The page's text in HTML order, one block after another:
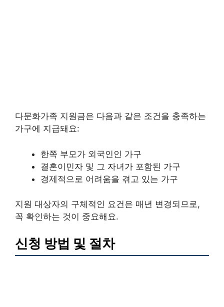
다문화가족 지원금은 다음과 같은 조건을 충족하는
가구에 지급돼요:
한쪽 부모가 외국인인 가구
결혼이민자 및 그 자녀가 포함된 가구
경제적으로 어려움을 겪고 있는 가구
지원 대상자의 구체적인 요건은 매년 변경되므로,
꼭 확인하는 것이 중요해요.
신청 방법 및 절차